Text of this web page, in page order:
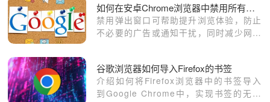
如何在安卓Chrome浏览器中禁用所有弹出窗口
禁用弹出窗口可帮助提升浏览体验，防止
不必要的广告或通知干扰，同时减少网页
谷歌浏览器如何导入Firefox的书签
介绍如何将Firefox浏览器中的书签导入
到Google Chrome中，实现书签的无缝